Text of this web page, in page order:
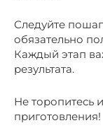
Следуйте
обязательно
Каждый этап
результата.
Не торопитесь
приготовления!